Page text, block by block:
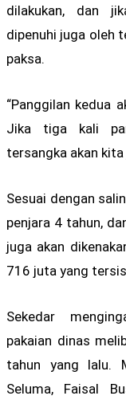
dilakukan, dan
dipenuhi juga oleh
paksa.
“Panggilan kedua
Jika tiga kali
tersangka akan
Sesuai dengan
penjara 4 tahun,
juga akan
716 juta yang
Sekedar
pakaian dinas
tahun yang lalu.
Seluma, Faisal